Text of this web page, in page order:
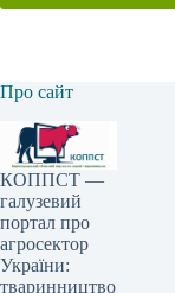
Про сайт
КОППСТ —
галузевий
портал про
агросектор
України:
тваринництво